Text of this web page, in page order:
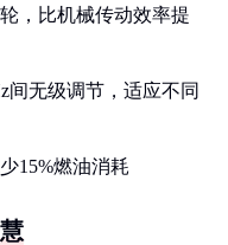
，比机械传动效率提
间无级调节，适应不同
15%燃油消耗